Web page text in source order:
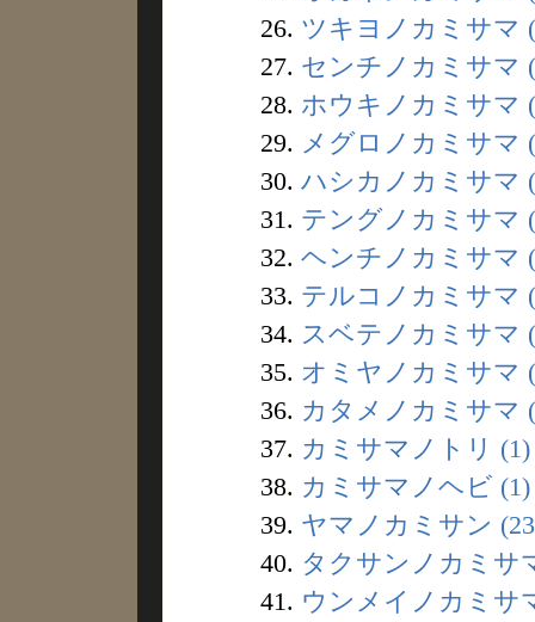
26. ツキヨノカミサマ
27. センチノカミサマ
28. ホウキノカミサマ
29. メグロノカミサマ
30. ハシカノカミサマ
31. テングノカミサマ
32. ヘンチノカミサマ
33. テルコノカミサマ
34. スベテノカミサマ
35. オミヤノカミサマ
36. カタメノカミサマ
37. カミサマノトリ (1)
38. カミサマノヘビ (1)
39. ヤマノカミサン
40. タクサンノカミサ
41. ウンメイノカミサ